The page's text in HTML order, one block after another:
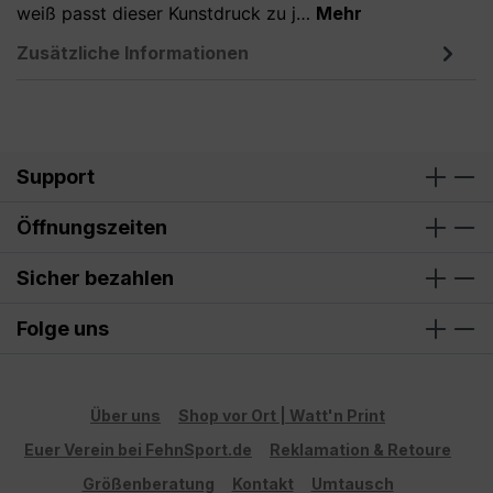
weiß passt dieser Kunstdruck zu j… Mehr
Zusätzliche Informationen
Support
Öffnungszeiten
Sicher bezahlen
Folge uns
Über uns
Shop vor Ort | Watt'n Print
Euer Verein bei FehnSport.de
Reklamation & Retoure
Größenberatung
Kontakt Umtausch